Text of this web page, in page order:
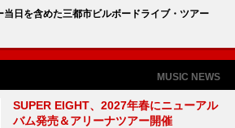
日を含めた三都市ビルボードライブ・ツアー
MUSIC NEWS
SUPER EIGHT、2027年春にニューアル
バム発売＆アリーナツアー開催